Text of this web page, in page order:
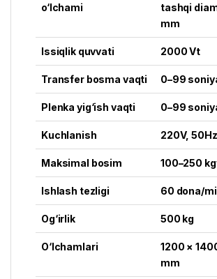
o‘lchami
tashqi
mm
Issiqlik quvvati 2000 Vt
Transfer bosma vaqti 0–99
Plenka yig‘ish vaqti 0–99
Kuchlanish 220V,
Maksimal bosim 100–250
Ishlash tezligi 60 dona/
Og‘irlik 500 kg
O‘lchamlari
1200 ×
mm